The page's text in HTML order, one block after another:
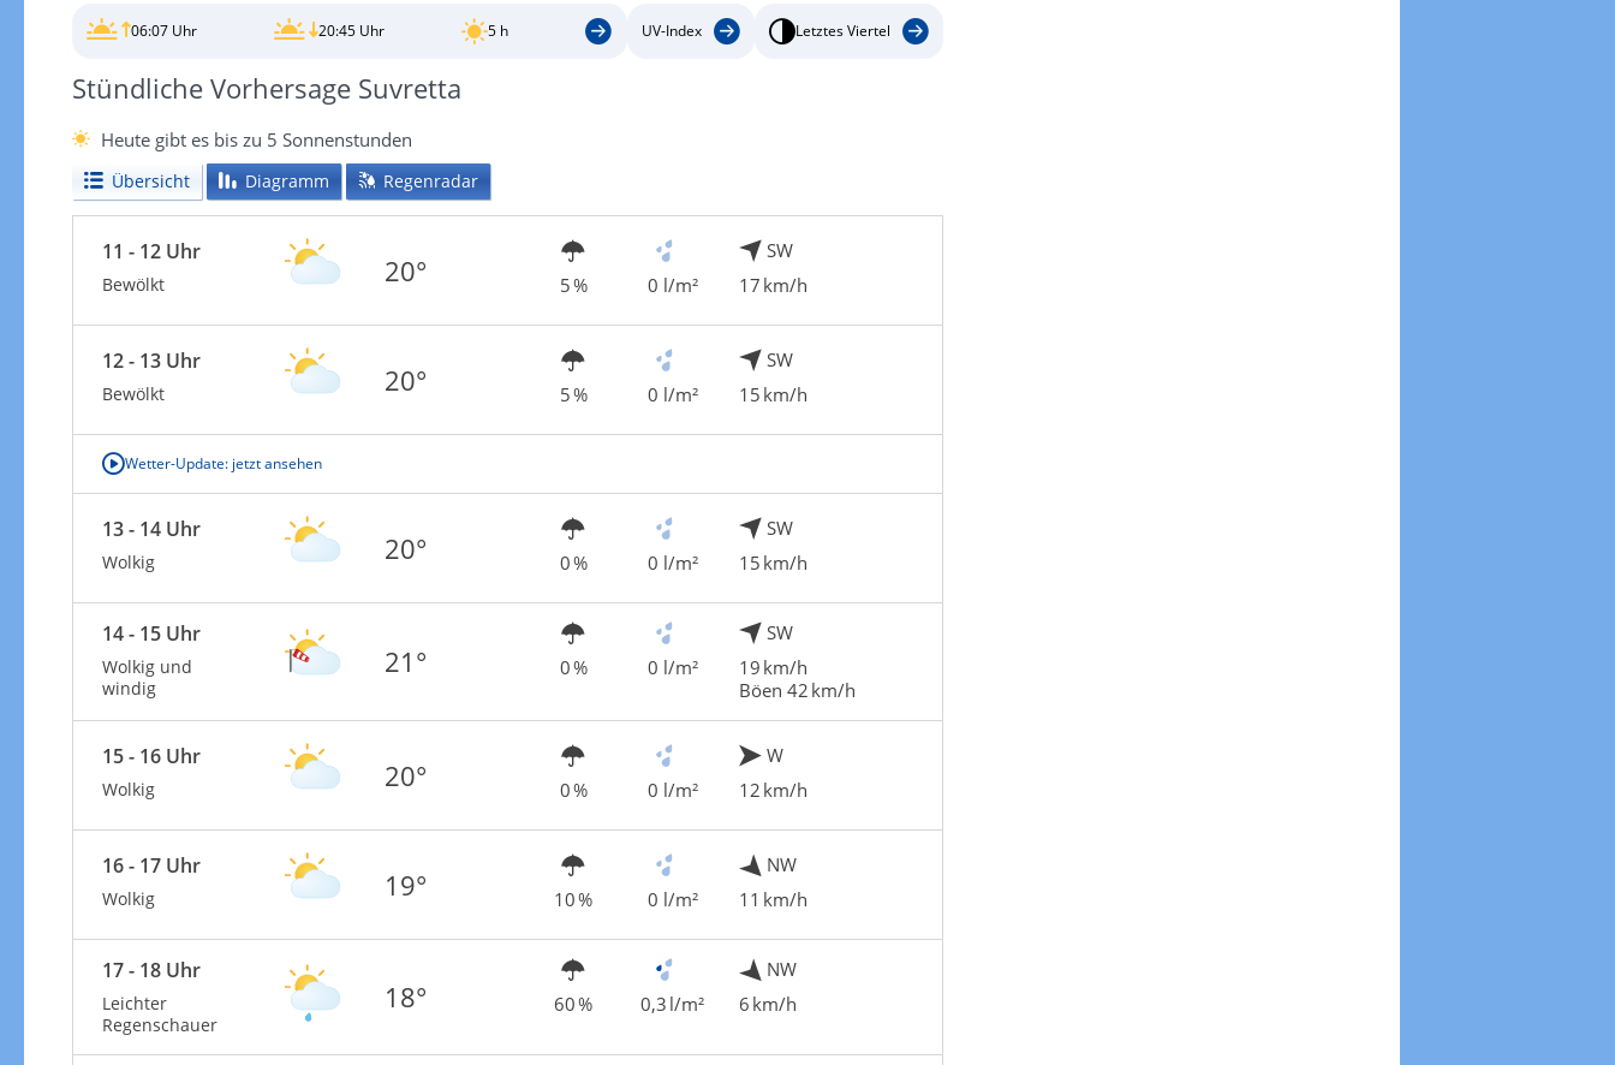
06:07 Uhr 20:45 Uhr 5 h UV-Index Letztes Viertel
Stündliche Vorhersage Suvretta
Heute gibt es bis zu 5 Sonnenstunden
Übersicht Diagramm Regenradar
11 - 12 Uhr
Bewölkt 20° 5 % 0 l/m²
SW
17 km/h
12 - 13 Uhr
Bewölkt 20° 5 % 0 l/m²
SW
15 km/h
Wetter-Update: jetzt ansehen
13 - 14 Uhr
Wolkig 20° 0 % 0 l/m²
SW
15 km/h
14 - 15 Uhr
Wolkig und
windig
21° 0 % 0 l/m²
SW
19 km/h
Böen 42 km/h
15 - 16 Uhr
Wolkig 20° 0 % 0 l/m²
W
12 km/h
16 - 17 Uhr
Wolkig 19° 10 % 0 l/m²
NW
11 km/h
17 - 18 Uhr
Leichter
Regenschauer
18° 60 % 0,3 l/m²
NW
6 km/h